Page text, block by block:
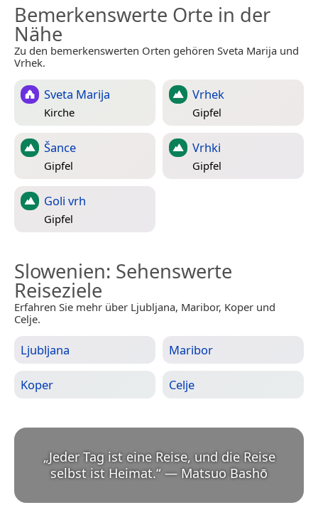
Bemerkenswerte Orte in der
Nähe
Zu den bemerkenswerten Orten gehören Sveta Marija und
Vrhek.
Sveta Marija
Kirche
Vrhek
Gipfel
Šance
Gipfel
Vrhki
Gipfel
Goli vrh
Gipfel
Slowenien: Sehenswerte
Reiseziele
Erfahren Sie mehr über Ljubljana, Maribor, Koper und
Celje.
Ljubljana Maribor
Koper Celje
„Jeder Tag ist eine Reise, und die Reise
selbst ist Heimat.“ — Matsuo Bashō